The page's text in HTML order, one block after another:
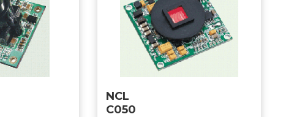
NCL
C050